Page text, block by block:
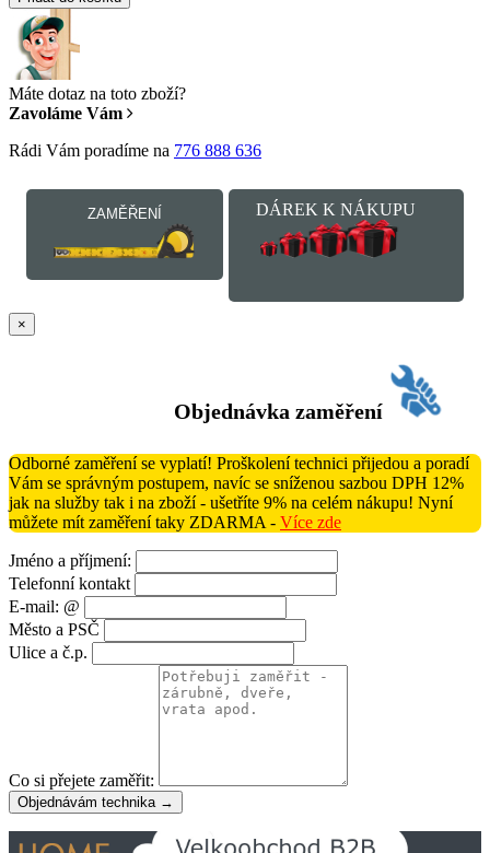
Máte dotaz na toto zboží?
Zavoláme Vám
Rádi Vám poradíme na 776 888 636
ZAMĚŘENÍ DÁREK K NÁKUPU
×
Objednávka zaměření
Odborné zaměření se vyplatí! Proškolení technici přijedou a poradí
Vám se správným postupem, navíc se sníženou sazbou DPH 12%
jak na služby tak i na zboží - ušetříte 9% na celém nákupu! Nyní
můžete mít zaměření taky ZDARMA - Více zde
Jméno a příjmení:
Telefonní kontakt
E-mail: @
Město a PSČ
Ulice a č.p.
Co si přejete zaměřit:
Objednávám technika →